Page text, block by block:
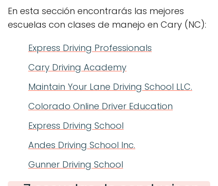
En esta sección encontrarás las mejores
escuelas con clases de manejo en Cary (NC):
Express Driving Professionals
Cary Driving Academy
Maintain Your Lane Driving School LLC.
Colorado Online Driver Education
Express Driving School
Andes Driving School Inc.
Gunner Driving School